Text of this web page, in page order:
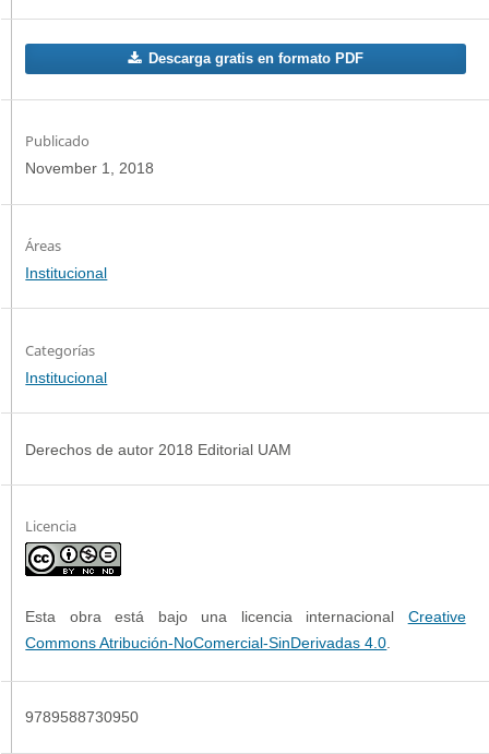
Descarga gratis en formato PDF
Publicado
November 1, 2018
Institucional
Categorías
Institucional
Derechos de autor 2018 Editorial UAM
Licencia
Esta obra está bajo una licencia internacional Creative
Commons Atribución-NoComercial-SinDerivadas 4.0.
9789588730950